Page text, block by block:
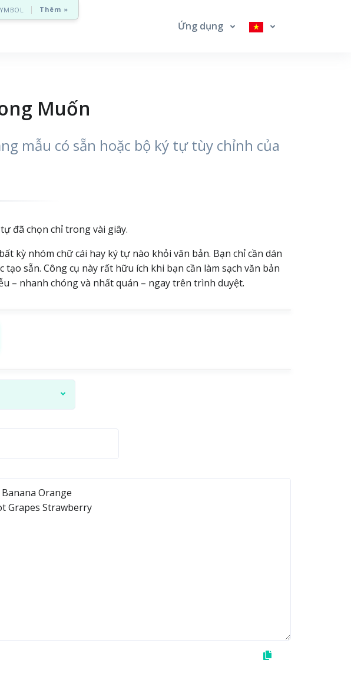
Thêm »
Ứng dụng
Muốn
mẫu có sẵn hoặc bộ ký tự tùy chỉnh của
đã chọn chỉ trong vài giây.
kỳ nhóm chữ cái hay ký tự nào khỏi văn bản. Bạn chỉ cần dán
sẵn. Công cụ này rất hữu ích khi bạn cần làm sạch văn bản
– nhanh chóng và nhất quán – ngay trên trình duyệt.